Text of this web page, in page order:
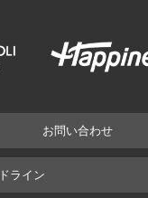
お問い合わせ
ライン